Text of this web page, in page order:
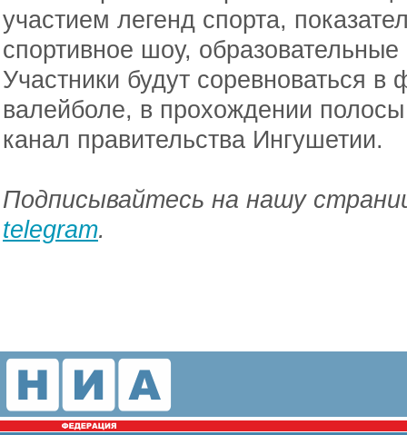
участием легенд спорта,
спортивное шоу,
Участники будут соревноваться в
валейболе, в прохождении
канал правительства Ингушетии.
Подписывайтесь на нашу
telegram.